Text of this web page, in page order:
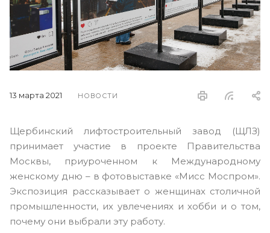
13 марта 2021 НОВОСТИ
Щербинский лифтостроительный завод (ЩЛЗ)
принимает участие в проекте Правительства
Москвы, приуроченном к Международному
женскому дню – в фотовыставке «Мисс Моспром».
Экспозиция рассказывает о женщинах столичной
промышленности, их увлечениях и хобби и о том,
почему они выбрали эту работу.